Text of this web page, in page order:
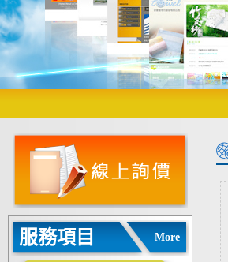
服務項目 More